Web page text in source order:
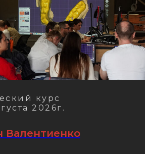
курс
2026г.
Валентиенко